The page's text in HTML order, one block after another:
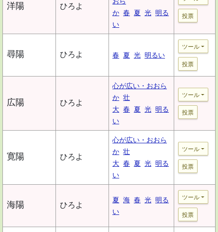
洋陽 ひろよ
か 春 夏 光 明る
い
投票
尋陽 ひろよ 春 夏 光 明るい
ツール
投票
広陽 ひろよ
心が広い・おおら
か 壮
大 春 夏 光 明る
い
ツール
投票
寛陽 ひろよ
心が広い・おおら
か 壮
大 春 夏 光 明る
い
ツール
投票
海陽 ひろよ
夏 海 春 光 明る
い
ツール
投票